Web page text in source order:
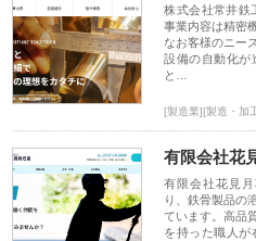
株式会社常井鉄
事業内容は精密
なお客様のニー
設備の自動化が
と…
[製造業][製造・加
有限会社花
有限会社花見
り、鉄骨製品の
ています。高品
を持った職人が